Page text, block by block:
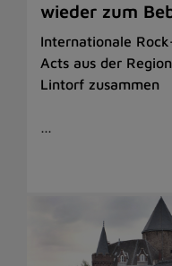
wieder zum
Internationale
Acts aus der
Lintorf zusammen
…